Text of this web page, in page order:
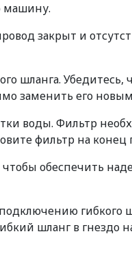
машину.
закрыт и
шланга.
заменить его
воды. Фильтр
фильтр на
обеспечить
гибкого
шланг в